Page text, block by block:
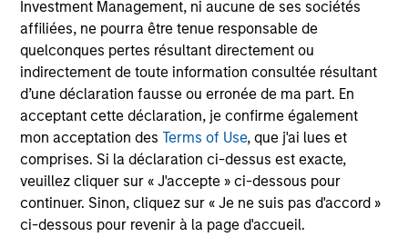
Investment Management, ni aucune de ses sociétés
affiliées, ne pourra être tenue responsable de
quelconques pertes résultant directement ou
indirectement de toute information consultée résultant
d’une déclaration fausse ou erronée de ma part. En
acceptant cette déclaration, je confirme également
mon acceptation desTerms of Use, que j'ai lues et
comprises. Si la déclaration ci-dessus est exacte,
veuillez cliquer sur « J'accepte » ci-dessous pour
continuer. Sinon, cliquez sur « Je ne suis pas d'accord »
ci-dessous pour revenir à la page d'accueil.
from tactical positioning and seeking excess
returns, with a measure of downside
protection in volatile markets.
Global Tactical Asset Allocation Strategy
Invests across global asset classes,
including stocks, bonds, currencies and
commodities, seeking to exploit
inefficiencies between markets, regions and